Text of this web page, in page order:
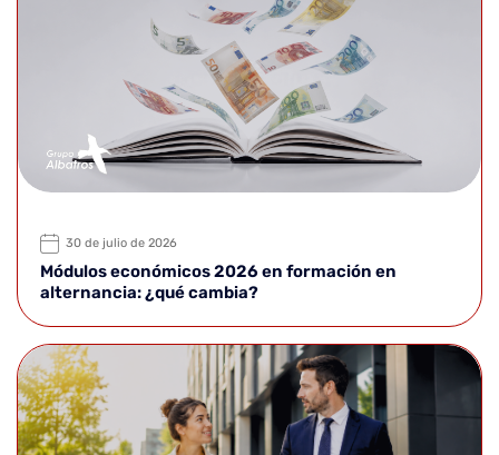
30 de julio de 2026
Módulos económicos 2026 en formación en
alternancia: ¿qué cambia?